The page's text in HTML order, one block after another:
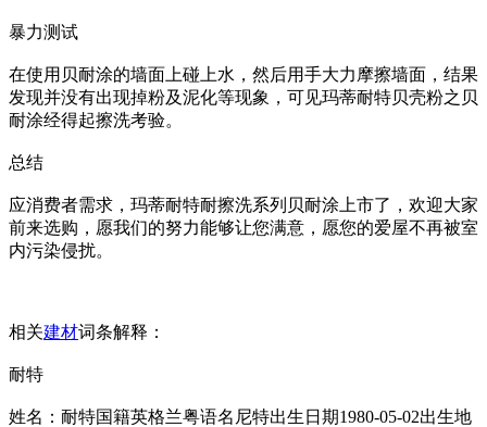
暴力测试
在使用贝耐涂的墙面上碰上水，然后用手大力摩擦墙面，结果
发现并没有出现掉粉及泥化等现象，可见玛蒂耐特贝壳粉之贝
耐涂经得起擦洗考验。
总结
应消费者需求，玛蒂耐特耐擦洗系列贝耐涂上市了，欢迎大家
前来选购，愿我们的努力能够让您满意，愿您的爱屋不再被室
内污染侵扰。
相关建材词条解释：
耐特
姓名：耐特国籍英格兰粤语名尼特出生日期1980-05-02出生地